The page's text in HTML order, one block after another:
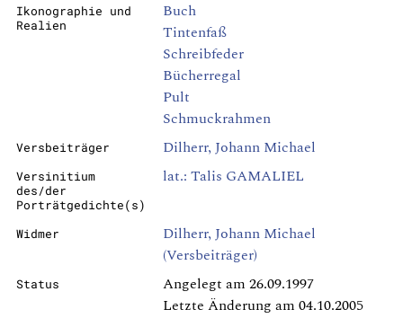
Ikonographie und
Realien
Buch
Tintenfaß
Schreibfeder
Bücherregal
Pult
Schmuckrahmen
Versbeiträger Dilherr, Johann Michael
Versinitium
des/der
Porträtgedichte(s)
lat.: Talis GAMALIEL
Widmer
Dilherr, Johann Michael
(Versbeiträger)
Status
Angelegt am 26.09.1997
Letzte Änderung am 04.10.2005